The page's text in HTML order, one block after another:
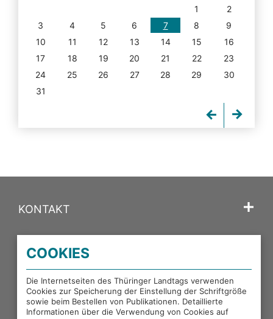
1
2
3
4 5 6 7 8
9
10
11 12 13 14 15
16
17
18 19 20 21 22
23
24
25 26 27 28 29
30
31
KONTAKT
PORTALE DES THÜRINGER LANDTAGS
EXTERNE LINKS
COOKIES
Die Internetseiten des Thüringer Landtags verwenden
Cookies zur Speicherung der Einstellung der Schriftgröße
sowie beim Bestellen von Publikationen. Detaillierte
Informationen über die Verwendung von Cookies auf